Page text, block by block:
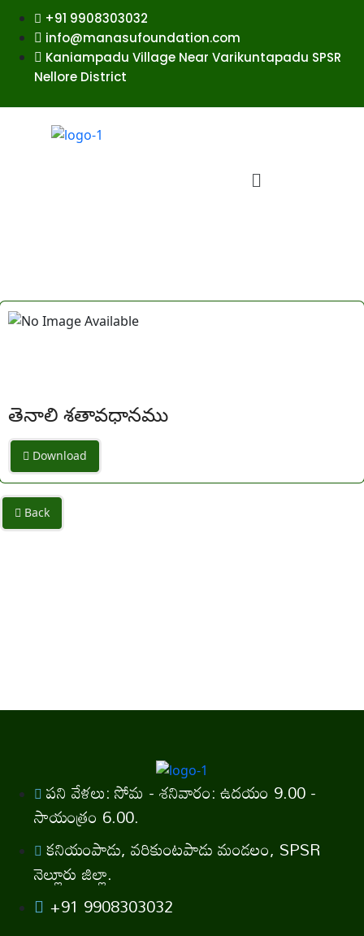
+91 9908303032
info@manasufoundation.com
Kaniampadu Village Near Varikuntapadu SPSR
Nellore District
తెనాలి శతావధానము
Download
Back
పని వేళలు: సోమ - శనివారం: ఉదయం 9.00 -
సాయంత్రం 6.00.
కనియంపాడు, వరికుంటపాడు మండలం, SPSR
నెల్లూరు జిల్లా.
+91 9908303032